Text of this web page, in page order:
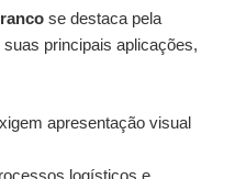
se destaca pela
principais aplicações,
apresentação visual
logísticos e